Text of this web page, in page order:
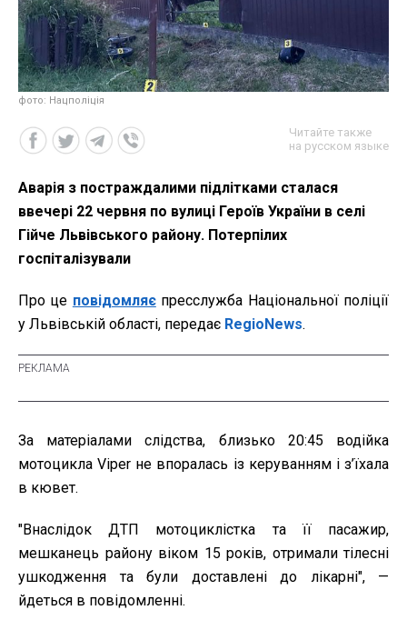
фото: Нацполіція
Читайте также
на русском языке
Аварія з постраждалими підлітками сталася
ввечері 22 червня по вулиці Героїв України в селі
Гійче Львівського району. Потерпілих
госпіталізували
Про це повідомляєпресслужба Національної поліції
у Львівській області, передає RegioNews.
За матеріалами слідства, близько 20:45 водійка
мотоцикла Viper не впоралась із керуванням і з’їхала
в кювет.
"Внаслідок ДТП мотоциклістка та її пасажир,
мешканець району віком 15 років, отримали тілесні
ушкодження та були доставлені до лікарні", —
йдеться в повідомленні.